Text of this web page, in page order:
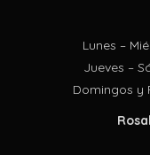
Lunes –
Jueves –
Domingos y